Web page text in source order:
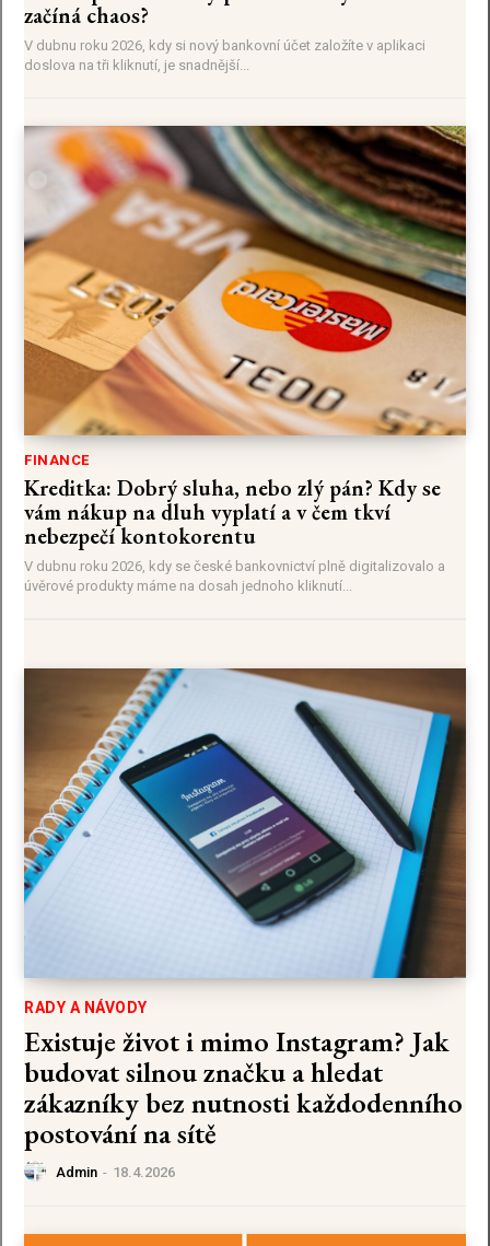
začíná chaos?
V dubnu roku 2026, kdy si nový bankovní účet založíte v aplikaci
doslova na tři kliknutí, je snadnější...
FINANCE
Kreditka: Dobrý sluha, nebo zlý pán? Kdy se
vám nákup na dluh vyplatí a v čem tkví
nebezpečí kontokorentu
V dubnu roku 2026, kdy se české bankovnictví plně digitalizovalo a
úvěrové produkty máme na dosah jednoho kliknutí...
RADY A NÁVODY
Existuje život i mimo Instagram? Jak
budovat silnou značku a hledat
zákazníky bez nutnosti každodenního
postování na sítě
Admin - 18.4.2026